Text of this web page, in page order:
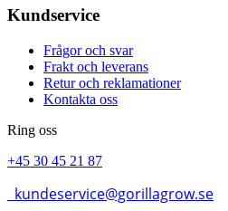
Kundservice
Frågor och svar
Frakt och leverans
Retur och reklamationer
Kontakta oss
Ring oss
+45 30 45 21 87
kundeservice@gorillagrow.se